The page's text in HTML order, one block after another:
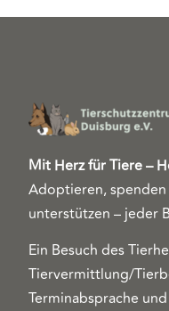
Mit Herz für Tiere –
Adoptieren,
unterstützen – jeder
Ein Besuch des
Tiervermittlung/
Terminabsprache